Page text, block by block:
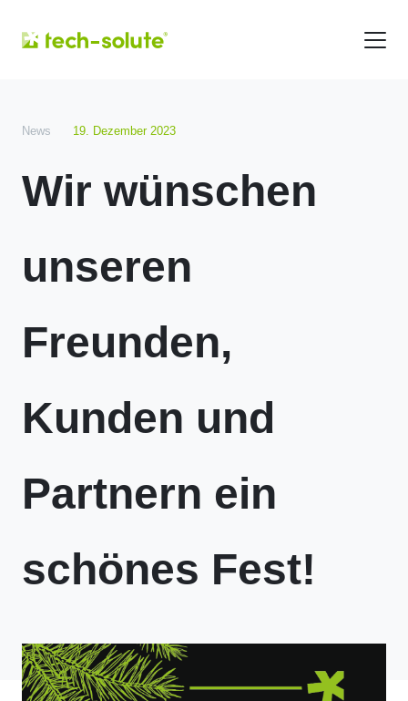
News 19. Dezember 2023
Wir wünschen
unseren
Freunden,
Kunden und
Partnern ein
schönes Fest!